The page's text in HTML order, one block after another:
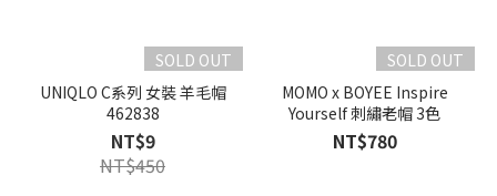
SOLD OUT
UNIQLO C系列 女裝 羊毛帽
462838
NT$9
NT$450
SOLD OUT
MOMO x BOYEE Inspire
Yourself 刺繡老帽 3色
NT$780